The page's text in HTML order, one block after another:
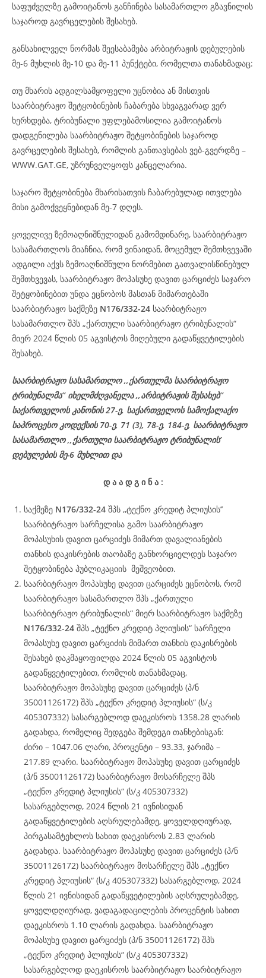
საფუძველზე გამოიტანოს განჩინება სასამართლო გზავნილის
საჯაროდ გავრცელების შესახებ.
განსახილველ ნორმას შეესაბამება არბიტრაჟის დებულების
მე-6 მუხლის მე-10 და მე-11 პუნქტები, რომელთა თანახმადაც:
თუ მხარის ადგილსამყოფელი უცნობია ან მისთვის
საარბიტრაჟო შეტყობინების ჩაბარება სხვაგვარად ვერ
ხერხდება, ტრიბუნალი უფლებამოსილია გამოიტანოს
დადგენილება საარბიტრაჟო შეტყობინების საჯაროდ
გავრცელების შესახებ, რომლის განთავსებას ვებ-გვერდზე –
WWW.GAT.GE, უზრუნველყოფს კანცელარია.
საჯარო შეტყობინება მხარისათვის ჩაბარებულად ითვლება
მისი გამოქვეყნებიდან მე-7 დღეს.
ყოველივე ზემოაღნიშნულიდან გამომდინარე, საარბიტრაჟო
სასამართლოს მიაჩნია, რომ ვინაიდან, მოცემულ შემთხვევაში
ადგილი აქვს ზემოაღნიშნული ნორმებით გათვალისწინებულ
შემთხვევას, საარბიტრაჟო მოპასუხე დავით ცარციძეს საჯარო
შეტყობინებით უნდა ეცნობოს მასთან მიმართებაში
საარბიტრაჟო საქმეზე N176/332-24 საარბიტრაჟო
სასამართლო შპს „ქართული საარბიტრაჟო ტრიბუნალის“
მიერ 2024 წლის 05 აგვისტოს მიღებული გადაწყვეტილების
შესახებ.
საარბიტრაჟო სასამართლო ,,ქართულმა საარბიტრაჟო
ტრიბუნალმა’’ იხელმძღვანელა ,,არბიტრაჟის შესახებ’’
საქართველოს კანონის 27-ე, საქართველოს სამოქალაქო
საპროცესო კოდექსის 70-ე, 71 (3), 78-ე, 184-ე, საარბიტრაჟო
სასამართლო ,,ქართული საარბიტრაჟო ტრიბუნალის’
დებულების მე-6 მუხლით და
დ ა ა დ გ ი ნ ა :
საქმეზე N176/332-24 შპს ,,ტექნო კრედიტ პლიუსის’’
საარბიტრაჟო სარჩელისა გამო საარბიტრაჟო
მოპასუხის დავით ცარციძეს მიმართ დავალიანების
თანხის დაკისრების თაობაზე განხორციელდეს საჯარო
შეტყობინება პუბლიკაციის მეშვეობით.
საარბიტრაჟო მოპასუხე დავით ცარციძეს ეცნობოს, რომ
საარბიტრაჟო სასამართლო შპს „ქართული
საარბიტრაჟო ტრიბუნალის“ მიერ საარბიტრაჟო საქმეზე
N176/332-24 შპს „ტექნო კრედიტ პლიუსის“ სარჩელი
მოპასუხე დავით ცარციძის მიმართ თანხის დაკისრების
შესახებ დაკმაყოფილდა 2024 წლის 05 აგვისტოს
გადაწყვეტილებით, რომლის თანახმადაც,
საარბიტრაჟო მოპასუხე დავით ცარციძეს (პ/ნ
35001126172) შპს „ტექნო კრედიტ პლიუსის“ (ს/კ
405307332) სასარგებლოდ დაეკისროს 1358.28 ლარის
გადახდა, რომელიც შედგება შემდეგი თანხებისგან:
ძირი – 1047.06 ლარი, პროცენტი – 93.33, ჯარიმა –
217.89 ლარი. საარბიტრაჟო მოპასუხე დავით ცარციძეს
(პ/ნ 35001126172) საარბიტრაჟო მოსარჩელე შპს
„ტექნო კრედიტ პლიუსის“ (ს/კ 405307332)
სასარგებლოდ, 2024 წლის 21 ივნისიდან
გადაწყვეტილების აღსრულებამდე, ყოველდღიურად,
პირგასამტეხლოს სახით დაეკისროს 2.83 ლარის
გადახდა. საარბიტრაჟო მოპასუხე დავით ცარციძეს (პ/ნ
35001126172) საარბიტრაჟო მოსარჩელე შპს „ტექნო
კრედიტ პლიუსის“ (ს/კ 405307332) სასარგებლოდ, 2024
წლის 21 ივნისიდან გადაწყვეტილების აღსრულებამდე,
ყოველდღიურად, ვადაგადაცილების პროცენტის სახით
დაეკისროს 1.10 ლარის გადახდა. საარბიტრაჟო
მოპასუხე დავით ცარციძეს (პ/ნ 35001126172) შპს
„ტექნო კრედიტ პლიუსის“ (ს/კ 405307332)
სასარგებლოდ დაეკისროს საარბიტრაჟო საარბიტრაჟო